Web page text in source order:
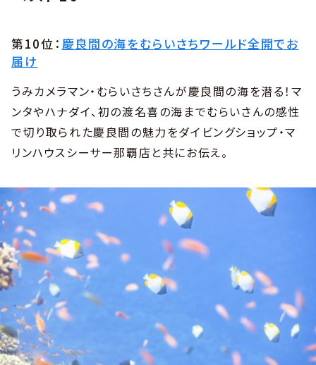
第10位： 慶良間の海をむらいさちワールド全開でお
届け
うみカメラマン・むらいさちさんが慶良間の海を潜る！マ
ンタやハナダイ、初の渡名喜の海までむらいさんの感性
で切り取られた慶良間の魅力をダイビングショップ・マ
リンハウスシーサー那覇店と共にお伝え。